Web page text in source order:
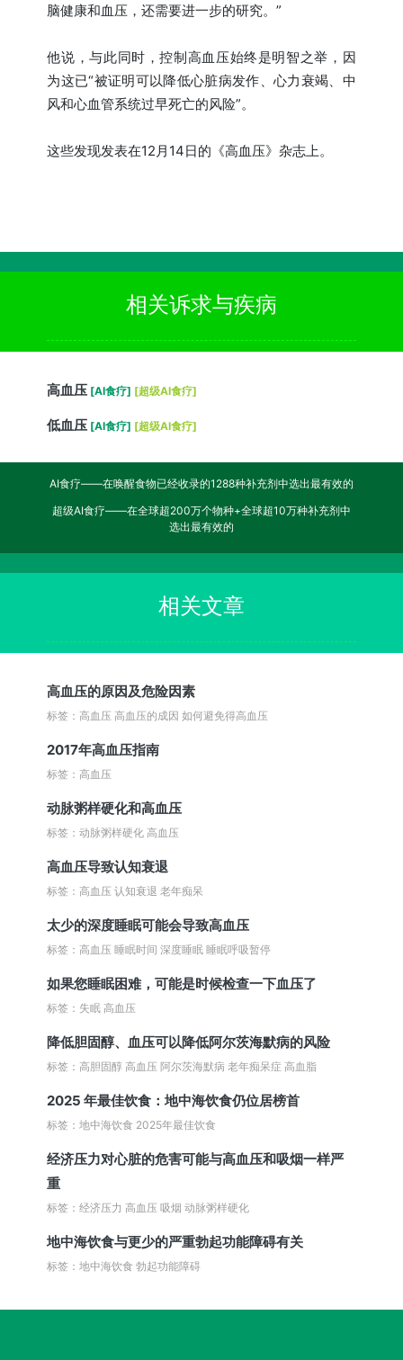
脑健康和血压，还需要进一步的研究。”
他说，与此同时，控制高血压始终是明智之举，因
为这已“被证明可以降低心脏病发作、心力衰竭、中
风和心血管系统过早死亡的风险”。
这些发现发表在12月14日的《高血压》杂志上。
相关诉求与疾病
高血压 [AI食疗] [超级AI食疗]
低血压 [AI食疗] [超级AI食疗]
AI食疗——在唤醒食物已经收录的1288种补充剂中选出最有效的
超级AI食疗——在全球超200万个物种+全球超10万种补充剂中
选出最有效的
相关文章
高血压的原因及危险因素
标签：高血压 高血压的成因 如何避免得高血压
2017年高血压指南
标签：高血压
动脉粥样硬化和高血压
标签：动脉粥样硬化 高血压
高血压导致认知衰退
标签：高血压 认知衰退 老年痴呆
太少的深度睡眠可能会导致高血压
标签：高血压 睡眠时间 深度睡眠 睡眠呼吸暂停
如果您睡眠困难，可能是时候检查一下血压了
标签：失眠 高血压
降低胆固醇、血压可以降低阿尔茨海默病的风险
标签：高胆固醇 高血压 阿尔茨海默病 老年痴呆症 高血脂
2025 年最佳饮食：地中海饮食仍位居榜首
标签：地中海饮食 2025年最佳饮食
经济压力对心脏的危害可能与高血压和吸烟一样严
重
标签：经济压力 高血压 吸烟 动脉粥样硬化
地中海饮食与更少的严重勃起功能障碍有关
标签：地中海饮食 勃起功能障碍